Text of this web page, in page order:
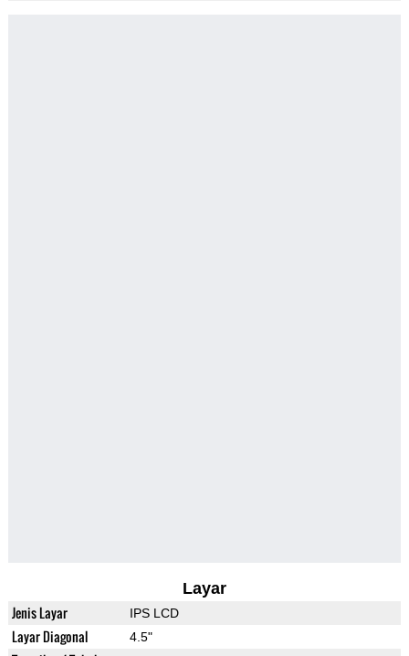
Layar
Jenis Layar IPS LCD
Layar Diagonal 4.5"